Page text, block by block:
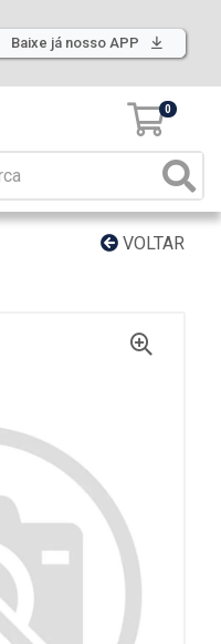
Baixe já nosso APP
0
VOLTAR